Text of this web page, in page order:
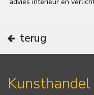
terug